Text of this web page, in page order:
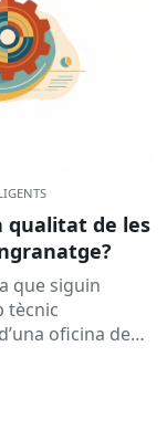
qualitat de les
que siguin
tècnic
oficina de